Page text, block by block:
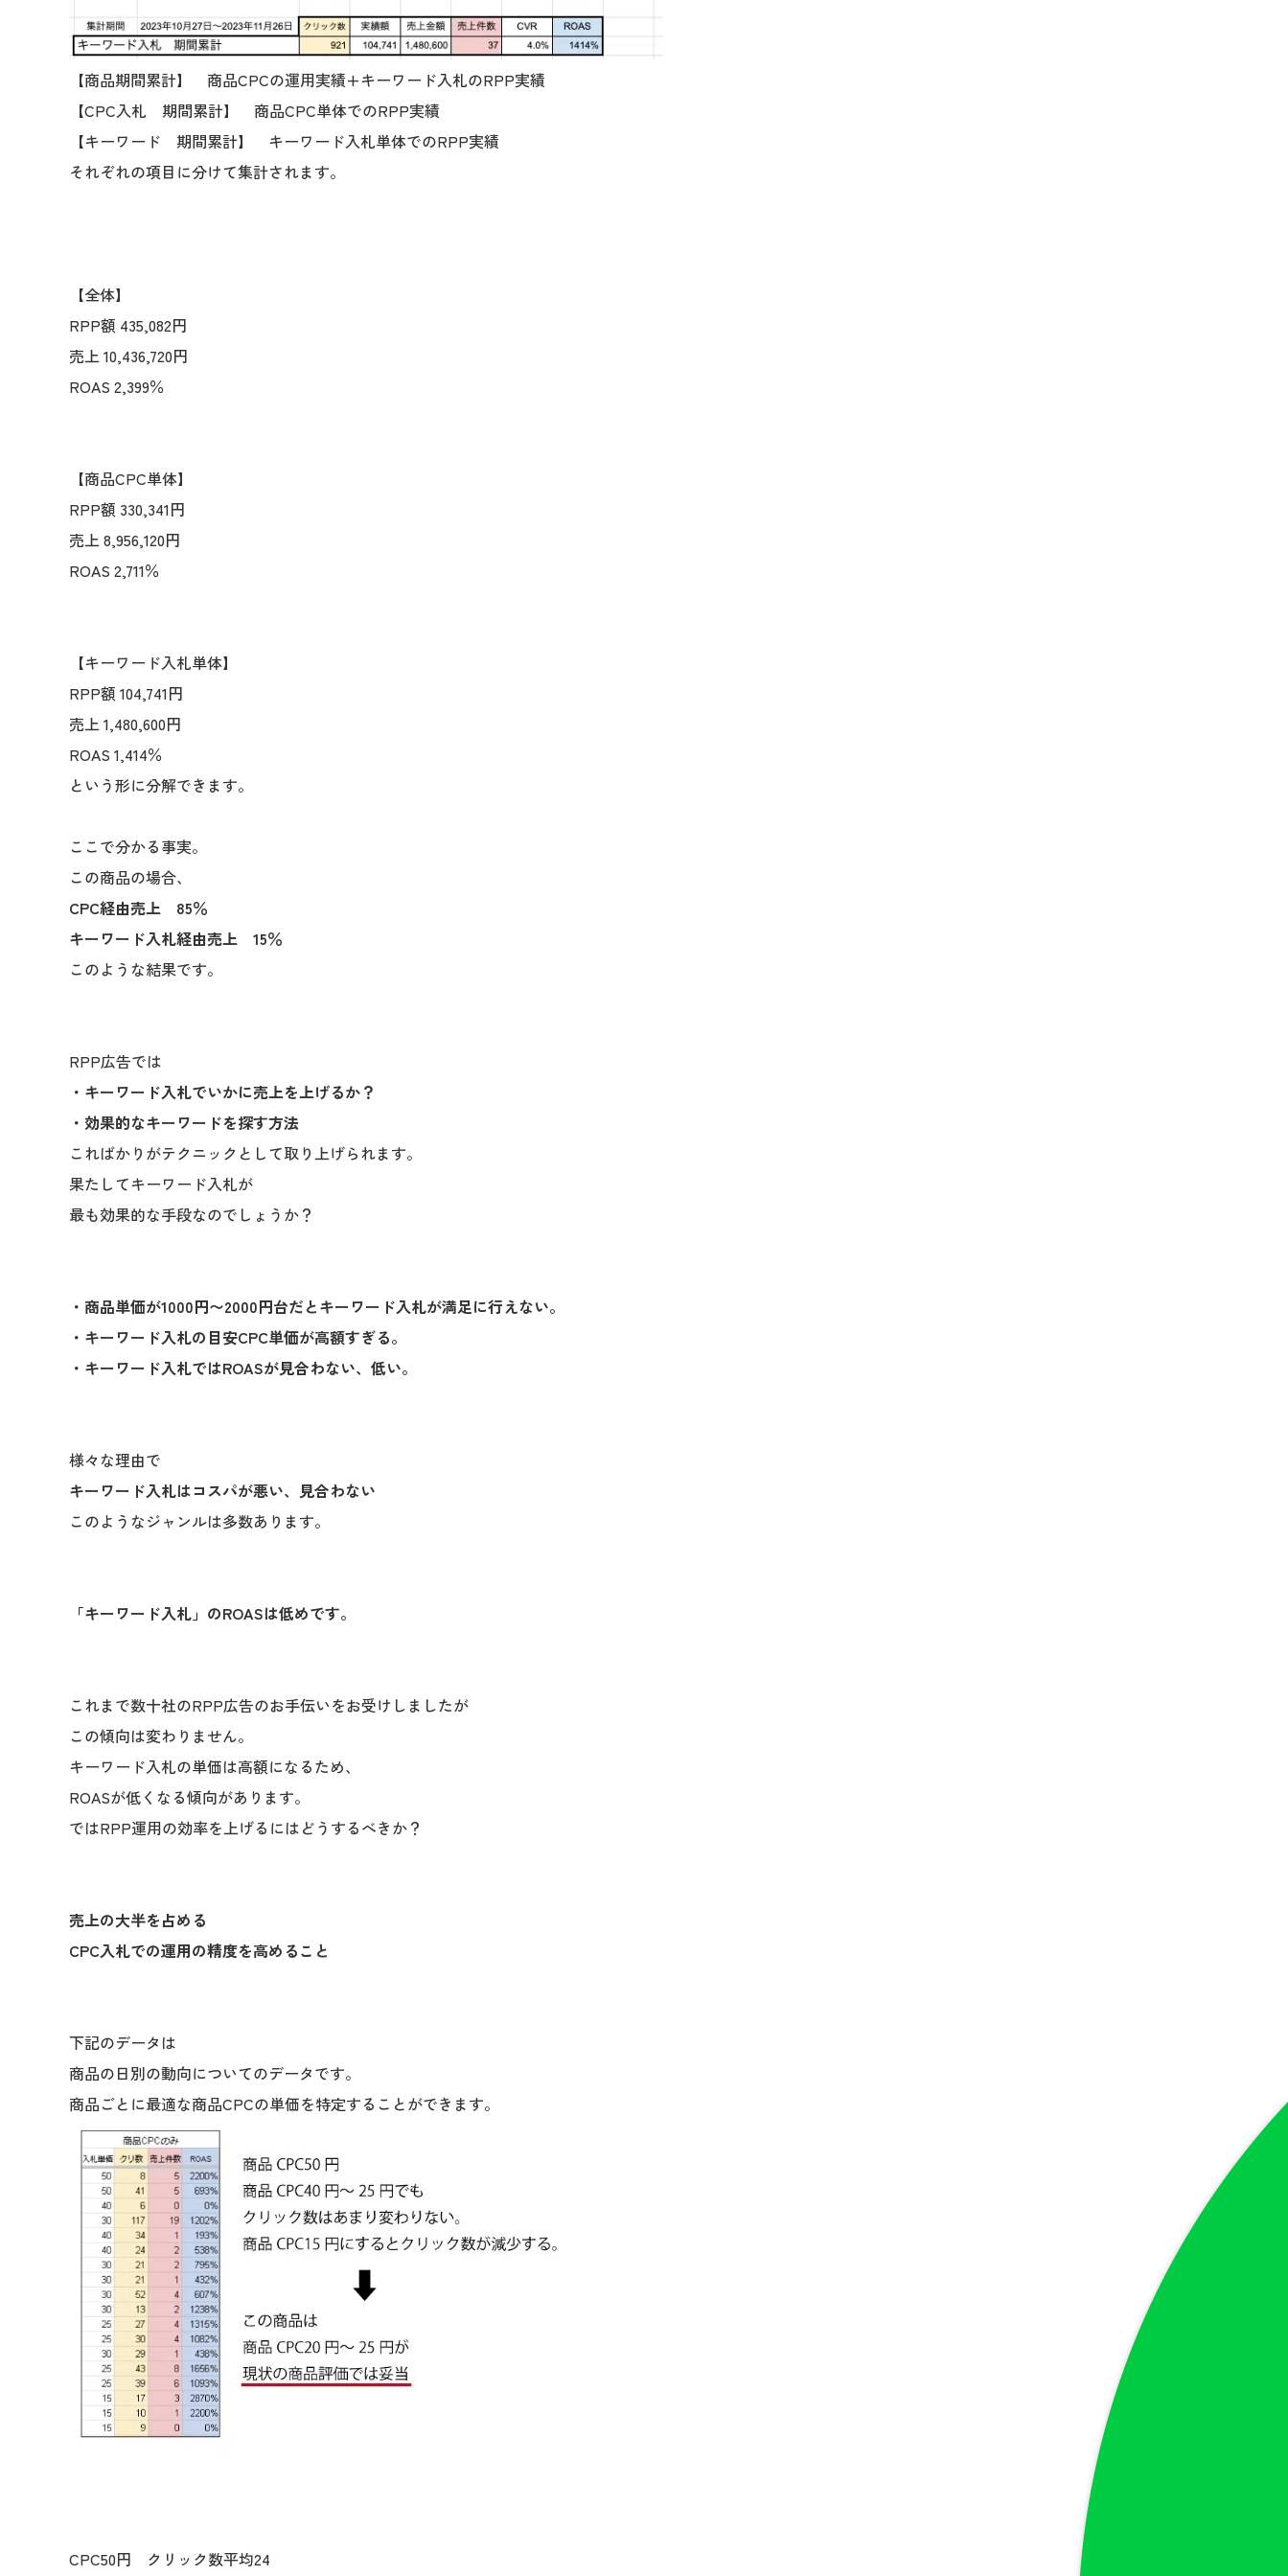
【商品期間累計】 商品CPCの運用実績+キーワード入札のRPP実績
【CPC入札 期間累計】 商品CPC単体でのRPP実績
【キーワード 期間累計】 キーワード入札単体でのRPP実績
それぞれの項目に分けて集計されます。
【全体】
RPP額 435,082円
売上 10,436,720円
ROAS 2,399％
【商品CPC単体】
RPP額 330,341円
売上 8,956,120円
ROAS 2,711％
【キーワード入札単体】
RPP額 104,741円
売上 1,480,600円
ROAS 1,414％
という形に分解できます。
ここで分かる事実。
この商品の場合、
CPC経由売上 85％
キーワード入札経由売上 15％
このような結果です。
RPP広告では
・キーワード入札でいかに売上を上げるか？
・効果的なキーワードを探す方法
こればかりがテクニックとして取り上げられます。
果たしてキーワード入札が
最も効果的な手段なのでしょうか？
・商品単価が1000円〜2000円台だとキーワード入札が満足に行えない。
・キーワード入札の目安CPC単価が高額すぎる。
・キーワード入札ではROASが見合わない、低い。
様々な理由で
キーワード入札はコスパが悪い、見合わない
このようなジャンルは多数あります。
「キーワード入札」のROASは低めです。
これまで数十社のRPP広告のお手伝いをお受けしましたが
この傾向は変わりません。
キーワード入札の単価は高額になるため、
ROASが低くなる傾向があります。
ではRPP運用の効率を上げるにはどうするべきか？
売上の大半を占める
CPC入札での運用の精度を高めること
下記のデータは
商品の日別の動向についてのデータです。
商品ごとに最適な商品CPCの単価を特定することができます。
CPC50円 クリック数平均24